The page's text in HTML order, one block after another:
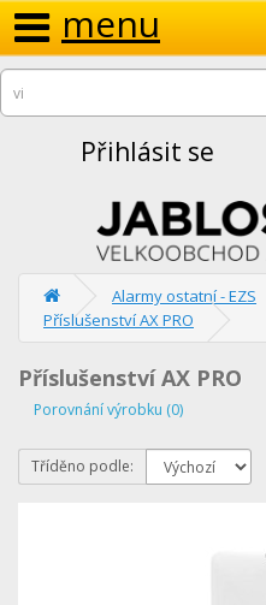
menu
Přihlásit se
Alarmy ostatní - EZS
Příslušenství AX PRO
Příslušenství AX PRO
Porovnání výrobku (0)
Tříděno podle: